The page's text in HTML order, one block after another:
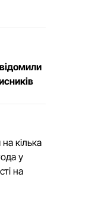
кілька
у
на